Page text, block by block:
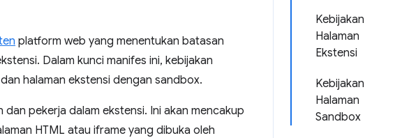
Kebijakan
Halaman
Ekstensi
Kebijakan
Halaman
Sandbox
platform web yang menentukan batasan
Dalam kunci manifes ini, kebijakan
halaman ekstensi dengan sandbox.
pekerja dalam ekstensi. Ini akan mencakup
HTML atau iframe yang dibuka oleh